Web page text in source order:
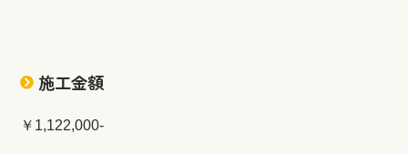
施工金額
￥1,122,000-